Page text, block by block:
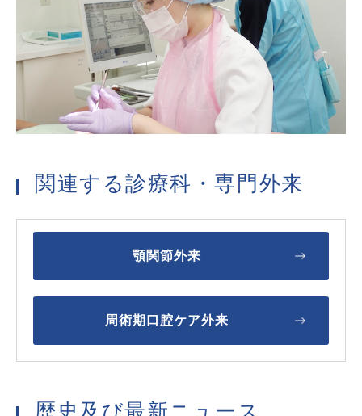
関連する診療科・専門外来
顎関節外来
周術期口腔ケア外来
歴史及び最新ニュース